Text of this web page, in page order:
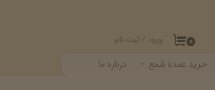
۰ ورود / ثبت نام
حساب کاربری من
خرید عمده شمع درباره ما